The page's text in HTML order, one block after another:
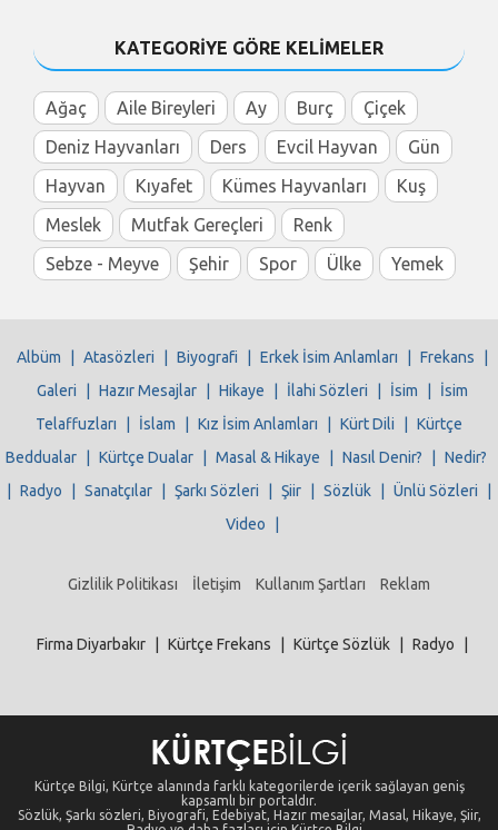
KATEGORİYE GÖRE KELİMELER
Ağaç Aile Bireyleri Ay Burç
Çiçek
Deniz Hayvanları
Ders Evcil Hayvan
Gün
Hayvan
Kıyafet Kümes Hayvanları
Kuş
Meslek
Mutfak Gereçleri
Renk
Sebze - Meyve
Şehir Spor Ülke Yemek
Albüm Atasözleri Biyografi Erkek İsim Anlamları Frekans
Galeri
Hazır Mesajlar Hikaye İlahi Sözleri İsim
İsim
Telaffuzları
İslam Kız İsim Anlamları Kürt Dili
Kürtçe
Beddualar
Kürtçe Dualar Masal & Hikaye Nasıl Denir?
Nedir?
Radyo Sanatçılar Şarkı Sözleri Şiir Sözlük Ünlü Sözleri
Video
Gizlilik Politikası İletişim Kullanım Şartları Reklam
Firma Diyarbakır Kürtçe Frekans Kürtçe Sözlük Radyo
Kürtçe Bilgi, Kürtçe alanında farklı kategorilerde içerik sağlayan geniş
kapsamlı bir portaldır.
Sözlük, Şarkı sözleri, Biyografi, Edebiyat, Hazır mesajlar, Masal, Hikaye, Şiir,